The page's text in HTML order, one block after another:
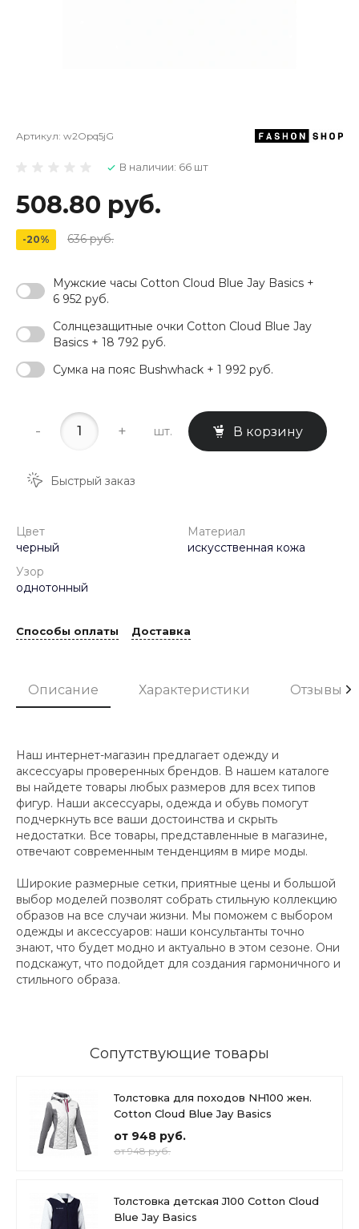
Артикул: w2Opq5jG
В наличии: 66 шт
508.80 руб.
-20% 636 руб.
Мужские часы Cotton Cloud Blue Jay Basics +
6 952 руб.
Солнцезащитные очки Cotton Cloud Blue Jay
Basics + 18 792 руб.
Сумка на пояс Bushwhack + 1 992 руб.
- + шт. В корзину
Быстрый заказ
Цвет
черный
Материал
искусственная кожа
Узор
однотонный
Способы оплаты Доставка
Описание Характеристики Отзывы
Наш интернет-магазин предлагает одежду и
аксессуары проверенных брендов. В нашем каталоге
вы найдете товары любых размеров для всех типов
фигур. Наши аксессуары, одежда и обувь помогут
подчеркнуть все ваши достоинства и скрыть
недостатки. Все товары, представленные в магазине,
отвечают современным тенденциям в мире моды.
Широкие размерные сетки, приятные цены и большой
выбор моделей позволят собрать стильную коллекцию
образов на все случаи жизни. Мы поможем с выбором
одежды и аксессуаров: наши консультанты точно
знают, что будет модно и актуально в этом сезоне. Они
подскажут, что подойдет для создания гармоничного и
стильного образа.
Сопутствующие товары
Толстовка для походов NH100 жен.
Cotton Cloud Blue Jay Basics
от 948 руб.
от 948 руб.
Толстовка детская J100 Cotton Cloud
Blue Jay Basics